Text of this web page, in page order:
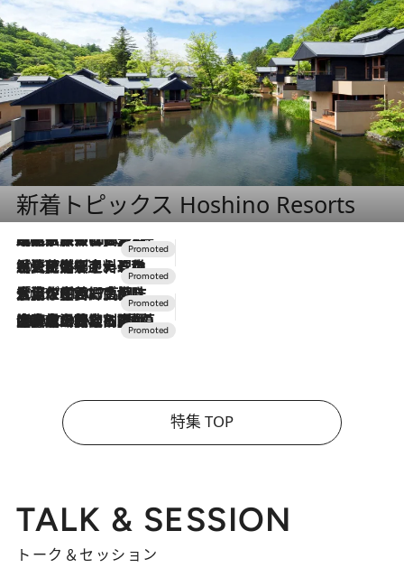
新着トピックス Hoshino Resorts
2026.7.31
【ホテル帰省】という選択肢をOMOが提案。家族とほどよい距離を保つには「昼は実家、夜は気兼ねなくホテルで！」
2026.7.24
【夏限定ディナーコース】旬を迎える稚鮎や花ズッキーニなどをイタリア・トスカーナの郷土料理の手法で満喫！
2026.7.17
「土佐和ハーブかき氷」がOMO7高知に登場！生姜、山椒、大葉など目にも舌にも涼を呼ぶ郷土の味
2026.7.10
NEW OPEN！【界 草津】名湯の地に誕生。趣の異なる2種の温泉と上州ならではの会席・蕎麦割烹など美食を味わう究極の癒やし旅
特集 TOP
TALK & SESSION
トーク＆セッション